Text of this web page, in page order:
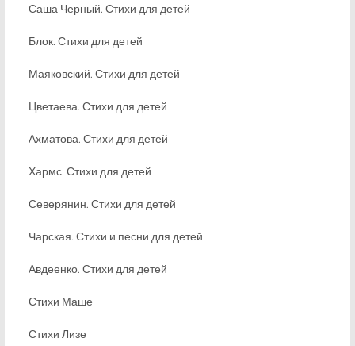
Саша Черный. Стихи для детей
Блок. Стихи для детей
Маяковский. Стихи для детей
Цветаева. Стихи для детей
Ахматова. Стихи для детей
Хармс. Стихи для детей
Северянин. Стихи для детей
Чарская. Стихи и песни для детей
Авдеенко. Стихи для детей
Стихи Маше
Стихи Лизе